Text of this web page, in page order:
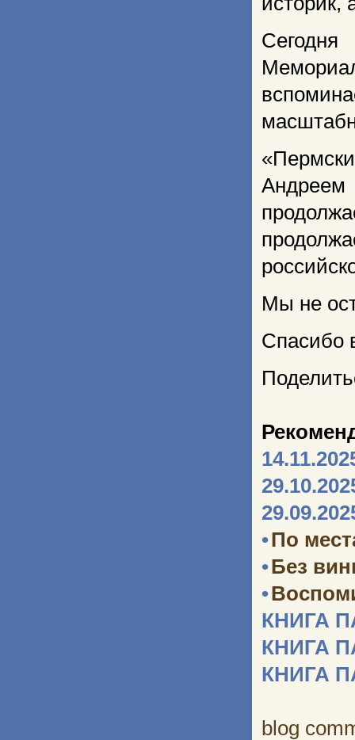
Мы не
Спасибо
•По
•Без
•
КНИГА
КНИГА
КНИГА
blog